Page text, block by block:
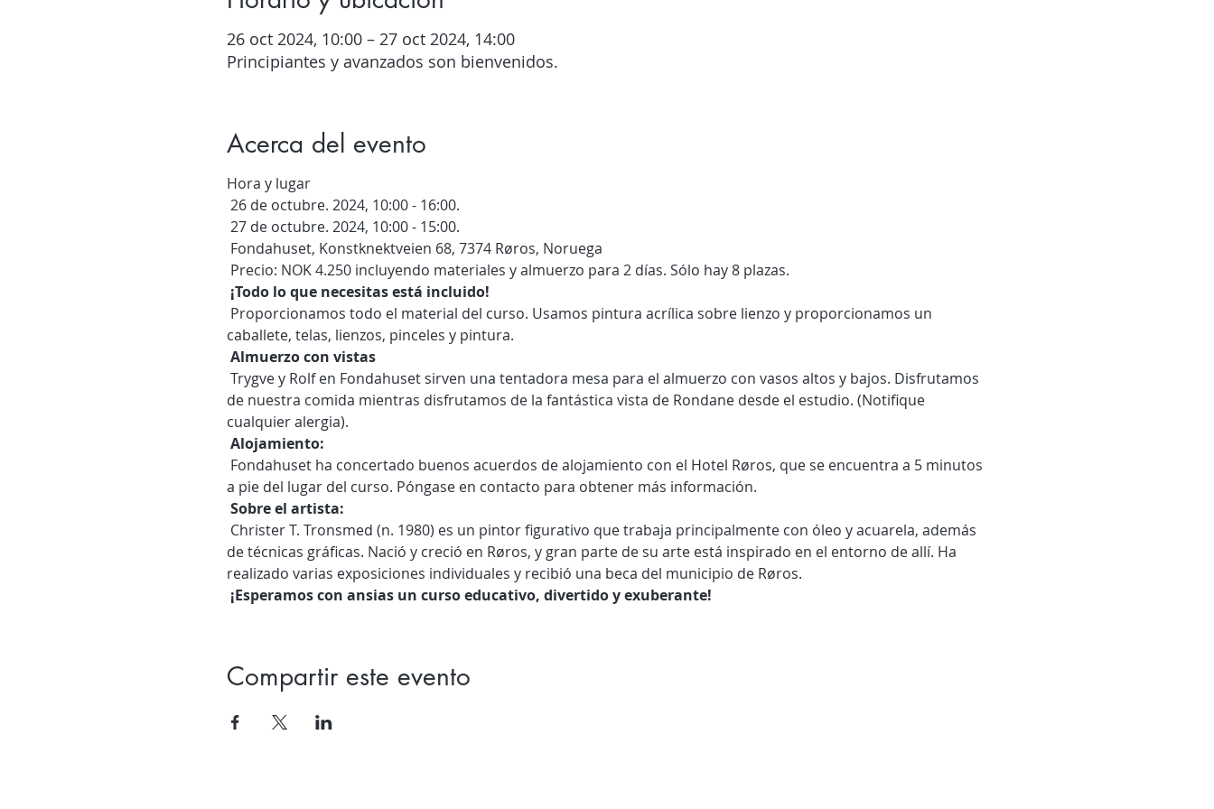
26 oct 2024, 10:00 – 27 oct 2024, 14:00
Principiantes y avanzados son bienvenidos.
Acerca del evento
Hora y lugar
26 de octubre. 2024, 10:00 - 16:00.
27 de octubre. 2024, 10:00 - 15:00.
Fondahuset, Konstknektveien 68, 7374 Røros, Noruega
Precio: NOK 4.250 incluyendo materiales y almuerzo para 2 días. Sólo hay 8 plazas.
¡Todo lo que necesitas está incluido!
caballete, telas, lienzos, pinceles y pintura.
Almuerzo con vistas
de nuestra comida mientras disfrutamos de la fantástica vista de Rondane desde el estudio. (Notifique
cualquier alergia).
Alojamiento:
a pie del lugar del curso. Póngase en contacto para obtener más información.
Sobre el artista:
de técnicas gráficas. Nació y creció en Røros, y gran parte de su arte está inspirado en el entorno de allí. Ha
realizado varias exposiciones individuales y recibió una beca del municipio de Røros.
¡Esperamos con ansias un curso educativo, divertido y exuberante!
Compartir este evento